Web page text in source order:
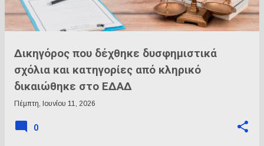
Δικηγόρος που δέχθηκε δυσφημιστικά
σχόλια και κατηγορίες από κληρικό
δικαιώθηκε στο ΕΔΑΔ
Πέμπτη, Ιουνίου 11, 2026
0